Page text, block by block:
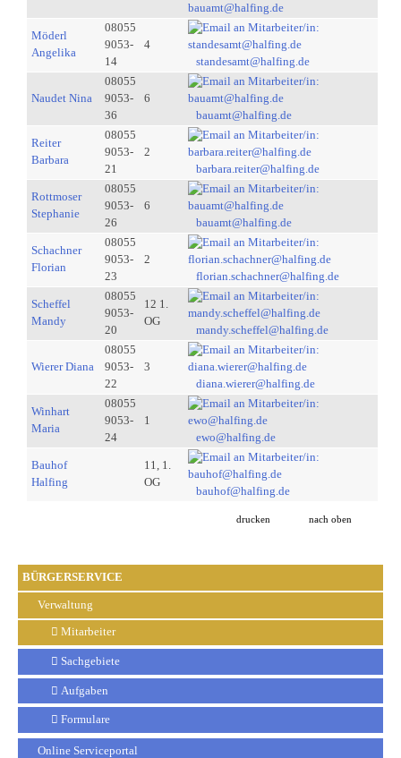
BÜRGERSERVICE
Verwaltung
Mitarbeiter
Sachgebiete
Aufgaben
Formulare
Online Serviceportal
bauamt@halfing.de
Möderl
Angelika
08055
9053-
14
4
standesamt@halfing.de
Naudet Nina
08055
9053-
36
6
bauamt@halfing.de
Reiter
Barbara
08055
9053-
21
2
barbara.reiter@halfing.de
Rottmoser
Stephanie
08055
9053-
26
6
bauamt@halfing.de
Schachner
Florian
08055
9053-
23
2
florian.schachner@halfing.de
Scheffel
Mandy
08055
9053-
20
12 1.
OG
mandy.scheffel@halfing.de
Wierer Diana
08055
9053-
22
3
diana.wierer@halfing.de
Winhart
Maria
08055
9053-
24
1
ewo@halfing.de
Bauhof
Halfing
11, 1.
OG
bauhof@halfing.de
drucken nach oben